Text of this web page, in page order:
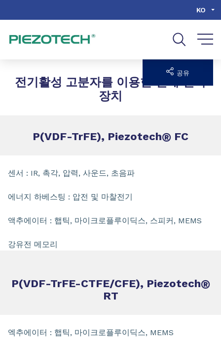
KO
전기활성 고분자를 이용한 인쇄 전자
장치
공유
P(VDF-TrFE), Piezotech® FC
센서 : IR, 촉각, 압력, 사운드, 초음파
에너지 하베스팅 : 압전 및 마찰전기
액추에이터 : 햅틱, 마이크로플루이딕스, 스피커, MEMS
강유전 메모리
P(VDF-TrFE-CTFE/CFE), Piezotech®
RT
엑추에이터 : 햅틱, 마이크로플루이딕스, MEMS